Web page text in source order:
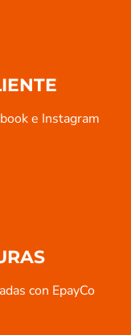
e Instagram
con EpayCo